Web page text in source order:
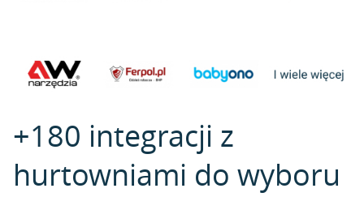
+180 integracji z
hurtowniami do wyboru